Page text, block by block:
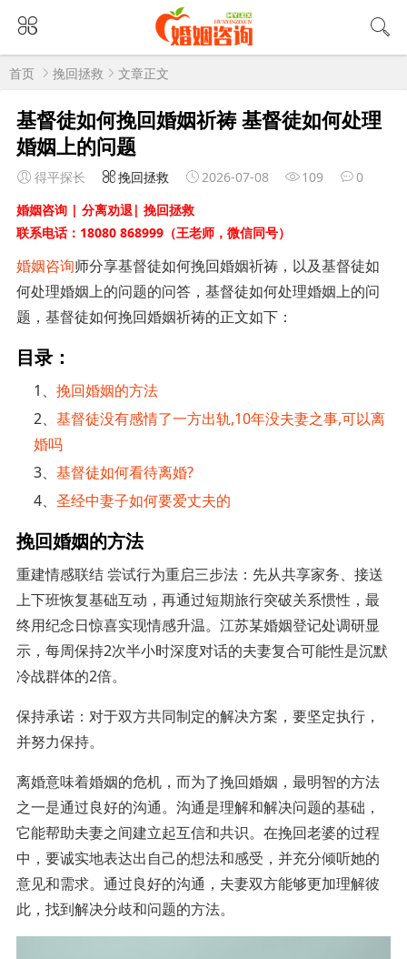
首页 挽回拯救 文章正文
基督徒如何挽回婚姻祈祷 基督徒如何处理
婚姻上的问题
得平探长 挽回拯救 2026-07-08 109
0
婚姻咨询 | 分离劝退| 挽回拯救
联系电话：18080 868999（王老师，微信同号）
婚姻咨询师分享基督徒如何挽回婚姻祈祷，以及基督徒如
何处理婚姻上的问题的问答，基督徒如何处理婚姻上的问
题，基督徒如何挽回婚姻祈祷的正文如下：
目录：
1、挽回婚姻的方法
2、基督徒没有感情了一方出轨,10年没夫妻之事,可以离
婚吗
3、基督徒如何看待离婚?
4、圣经中妻子如何要爱丈夫的
挽回婚姻的方法
重建情感联结 尝试行为重启三步法：先从共享家务、接送
上下班恢复基础互动，再通过短期旅行突破关系惯性，最
终用纪念日惊喜实现情感升温。江苏某婚姻登记处调研显
示，每周保持2次半小时深度对话的夫妻复合可能性是沉默
冷战群体的2倍。
保持承诺：对于双方共同制定的解决方案，要坚定执行，
并努力保持。
离婚意味着婚姻的危机，而为了挽回婚姻，最明智的方法
之一是通过良好的沟通。沟通是理解和解决问题的基础，
它能帮助夫妻之间建立起互信和共识。在挽回老婆的过程
中，要诚实地表达出自己的想法和感受，并充分倾听她的
意见和需求。通过良好的沟通，夫妻双方能够更加理解彼
此，找到解决分歧和问题的方法。